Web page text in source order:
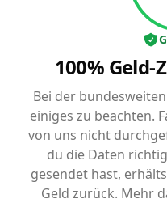
100%
Bei der
einiges zu beachten.
von uns nicht
du die Daten
gesendet hast,
Geld zurück. Mehr